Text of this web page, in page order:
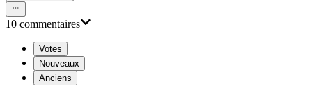
10 commentaires
Votes
Nouveaux
Anciens